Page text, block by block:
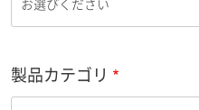
製品カテゴリ